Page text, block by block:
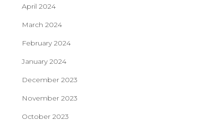
April 2024
March 2024
February 2024
January 2024
December 2023
November 2023
October 2023